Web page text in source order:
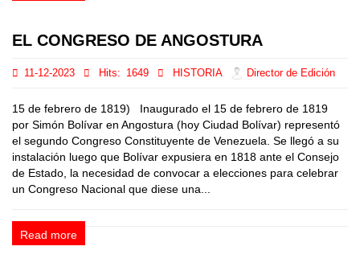
EL CONGRESO DE ANGOSTURA
11-12-2023 Hits: 1649 HISTORIA Director de Edición
15 de febrero de 1819) Inaugurado el 15 de febrero de 1819
por Simón Bolívar en Angostura (hoy Ciudad Bolívar) representó
el segundo Congreso Constituyente de Venezuela. Se llegó a su
instalación luego que Bolívar expusiera en 1818 ante el Consejo
de Estado, la necesidad de convocar a elecciones para celebrar
un Congreso Nacional que diese una...
Read more